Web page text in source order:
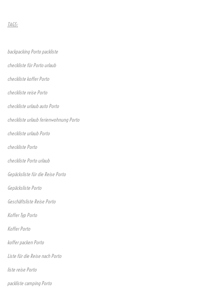
TAGS:
backpacking Porto packliste
checkliste für Porto urlaub
checkliste koffer Porto
checkliste reise Porto
checkliste urlaub auto Porto
checkliste urlaub ferienwohnung Porto
checkliste urlaub Porto
checkliste Porto
checkliste Porto urlaub
Gepäcksliste für die Reise Porto
Gepäcksliste Porto
Geschäftsliste Reise Porto
Koffer Typ Porto
Koffer Porto
koffer packen Porto
Liste für die Reise nach Porto
liste reise Porto
packliste camping Porto